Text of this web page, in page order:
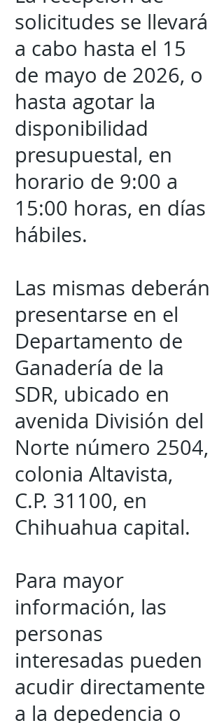
solicitudes se llevará
a cabo hasta el 15
de mayo de 2026, o
hasta agotar la
disponibilidad
presupuestal, en
horario de 9:00 a
15:00 horas, en días
hábiles.
Las mismas deberán
presentarse en el
Departamento de
Ganadería de la
SDR, ubicado en
avenida División del
Norte número 2504,
colonia Altavista,
C.P. 31100, en
Chihuahua capital.
Para mayor
información, las
personas
interesadas pueden
acudir directamente
a la depedencia o